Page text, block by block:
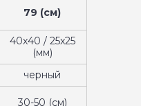
79 (см)
40x40 / 25x25
(мм)
черный
30-50 (см)